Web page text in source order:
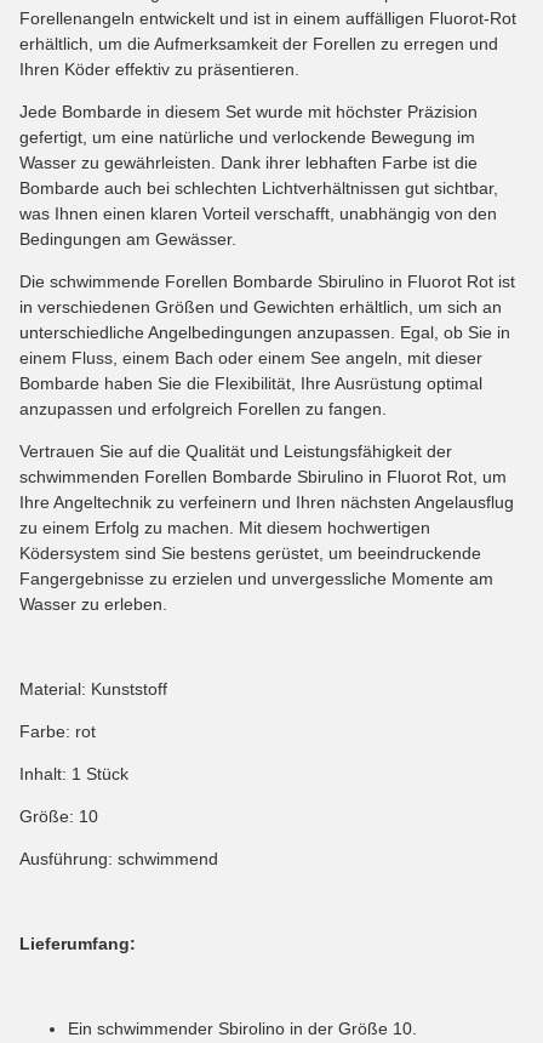
Forellenangeln entwickelt und ist in einem auffälligen Fluorot-Rot
erhältlich, um die Aufmerksamkeit der Forellen zu erregen und
Ihren Köder effektiv zu präsentieren.
Jede Bombarde in diesem Set wurde mit höchster Präzision
gefertigt, um eine natürliche und verlockende Bewegung im
Wasser zu gewährleisten. Dank ihrer lebhaften Farbe ist die
Bombarde auch bei schlechten Lichtverhältnissen gut sichtbar,
was Ihnen einen klaren Vorteil verschafft, unabhängig von den
Bedingungen am Gewässer.
Die schwimmende Forellen Bombarde Sbirulino in Fluorot Rot ist
in verschiedenen Größen und Gewichten erhältlich, um sich an
unterschiedliche Angelbedingungen anzupassen. Egal, ob Sie in
einem Fluss, einem Bach oder einem See angeln, mit dieser
Bombarde haben Sie die Flexibilität, Ihre Ausrüstung optimal
anzupassen und erfolgreich Forellen zu fangen.
Vertrauen Sie auf die Qualität und Leistungsfähigkeit der
schwimmenden Forellen Bombarde Sbirulino in Fluorot Rot, um
Ihre Angeltechnik zu verfeinern und Ihren nächsten Angelausflug
zu einem Erfolg zu machen. Mit diesem hochwertigen
Ködersystem sind Sie bestens gerüstet, um beeindruckende
Fangergebnisse zu erzielen und unvergessliche Momente am
Wasser zu erleben.
Material: Kunststoff
Farbe: rot
Inhalt: 1 Stück
Größe: 10
Ausführung: schwimmend
Lieferumfang:
Ein schwimmender Sbirolino in der Größe 10.